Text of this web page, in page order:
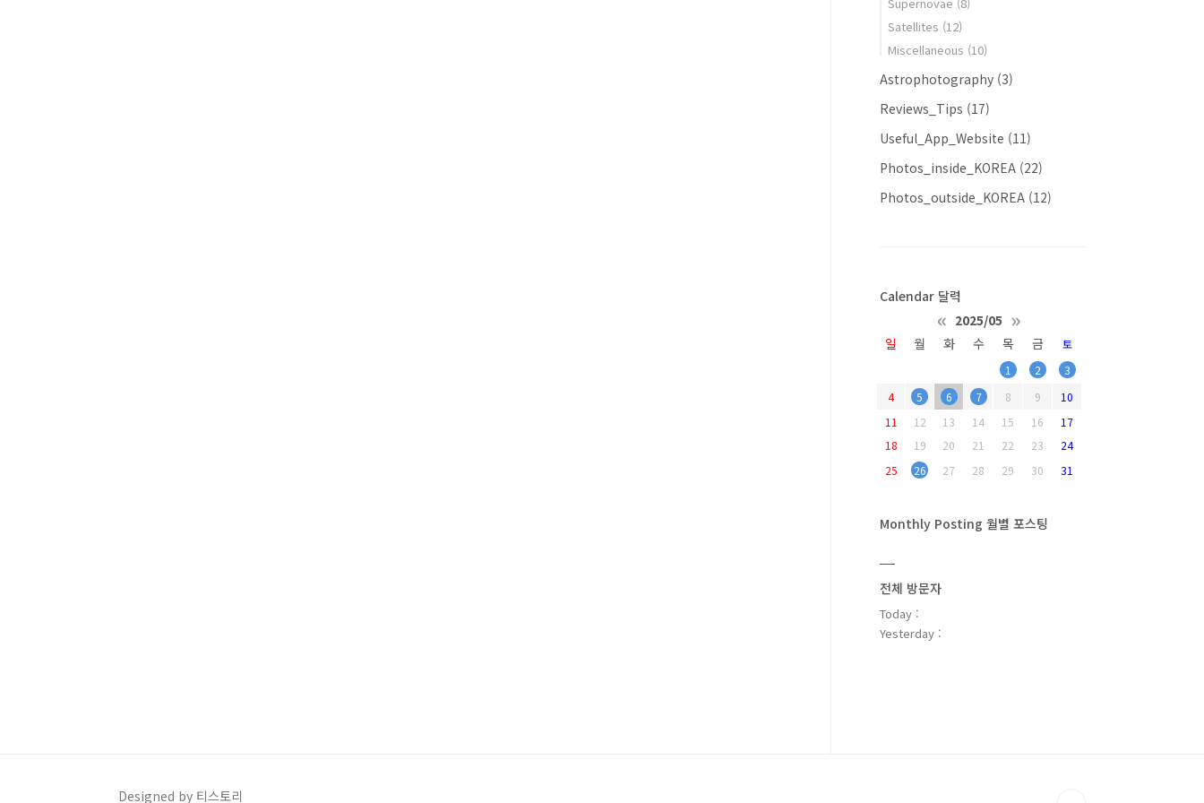
Satellites (12)
Miscellaneous (10)
Astrophotography (3)
Reviews_Tips (17)
Useful_App_Website (11)
Photos_inside_KOREA (22)
Photos_outside_KOREA (12)
Calendar 달력
« 2025/05 »
일 월 화 수 목 금
토
1
2
3
4
5 6 7 8 9
10
11
12 13 14 15 16
17
18
19 20 21 22 23
24
25
26 27 28 29 30 31
Monthly Posting 월별 포스팅
전체 방문자
Today :
Yesterday :
Designed by 티스토리